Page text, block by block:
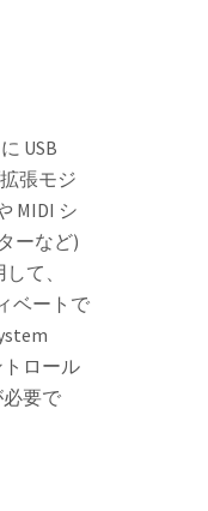
USB
張モジ
MIDI シ
ーなど)
て、
ベートで
トロール
必要で